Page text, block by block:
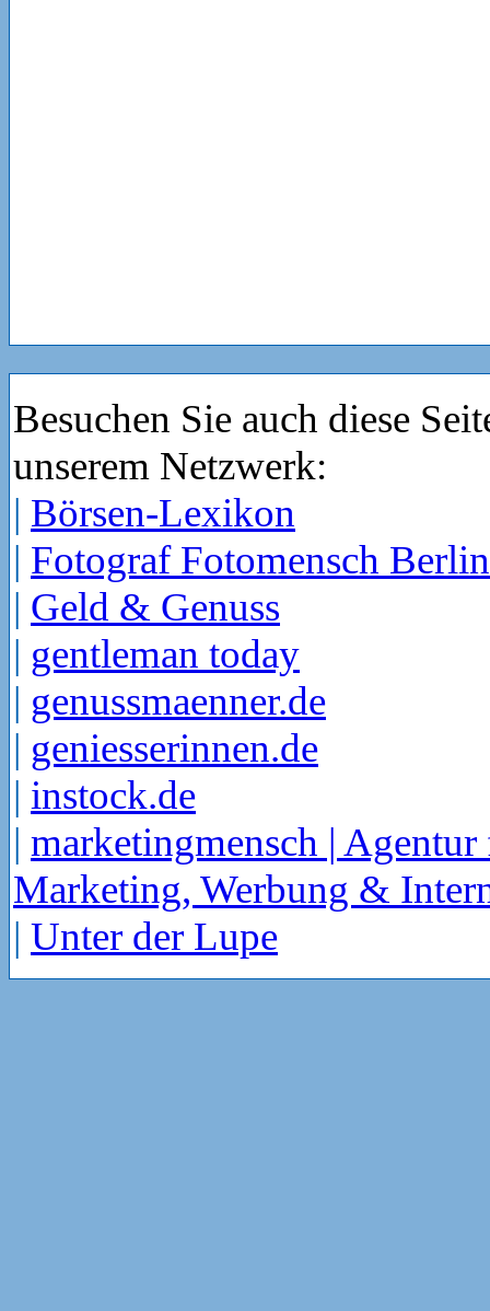
Besuchen Sie auch diese
unserem Netzwerk:
| Börsen-Lexikon
| Fotograf Fotomensch Berlin
| Geld & Genuss
| gentleman today
| genussmaenner.de
| geniesserinnen.de
| instock.de
| marketingmensch | Agentur
Marketing, Werbung &
| Unter der Lupe